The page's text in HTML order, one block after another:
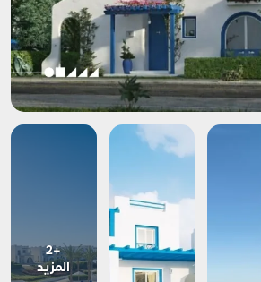
+2
المزيد